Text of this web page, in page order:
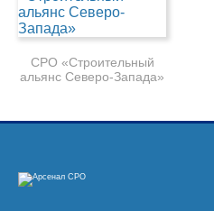
СРО «Строительный
альянс Северо-Запада»